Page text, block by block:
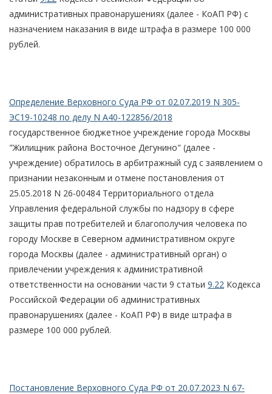
административных правонарушениях (далее - КоАП РФ) с
назначением наказания в виде штрафа в размере 100 000
рублей.
Определение Верховного Суда РФ от 02.07.2019 N 305-
ЭС19-10248 по делу N А40-122856/2018
государственное бюджетное учреждение города Москвы
"Жилищник района Восточное Дегунино" (далее -
учреждение) обратилось в арбитражный суд с заявлением о
признании незаконным и отмене постановления от
25.05.2018 N 26-00484 Территориального отдела
Управления федеральной службы по надзору в сфере
защиты прав потребителей и благополучия человека по
городу Москве в Северном административном округе
города Москвы (далее - административный орган) о
привлечении учреждения к административной
ответственности на основании части 9 статьи 9.22 Кодекса
Российской Федерации об административных
правонарушениях (далее - КоАП РФ) в виде штрафа в
размере 100 000 рублей.
Постановление Верховного Суда РФ от 20.07.2023 N 67-